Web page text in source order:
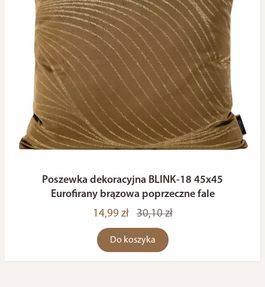
Poszewka dekoracyjna BLINK-18 45x45
Eurofirany brązowa poprzeczne fale
14,99 zł
30,10 zł
Do koszyka